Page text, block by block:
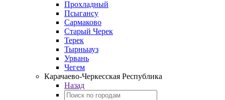
Прохладный
Псыгансу
Сармаково
Старый Черек
Терек
Тырныауз
Урвань
Чегем
Карачаево-Черкесская Республика
Назад